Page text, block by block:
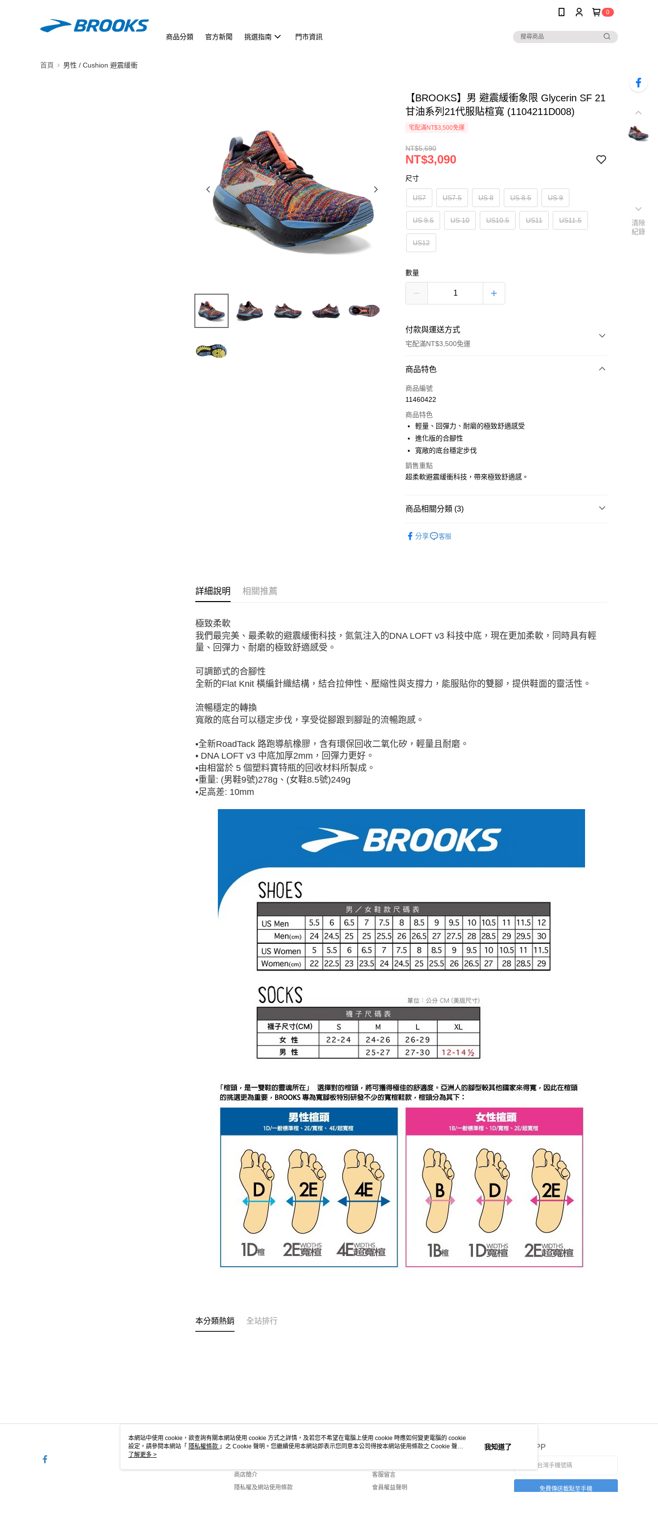
0
商品分類 官方新聞 挑選指南 門市資訊
首頁 男性 / Cushion 避震緩衝
【BROOKS】男 避震緩衝象限 Glycerin SF 21
甘油系列21代服貼楦寬 (1104211D008)
宅配滿NT$3,500免運
NT$5,690
NT$3,090
尺寸
US7 US7.5 US 8 US 8.5 US 9
US 9.5 US 10 US10.5 US11 US11.5
US12
數量
付款與運送方式
宅配滿NT$3,500免運
付款方式
信用卡一次付款
運送方式
宅配
每筆NT$100，滿NT$3,500(含以上)免運費
商品特色
商品編號
11460422
商品特色
輕量、回彈力、耐磨的極致舒適感受
進化版的合腳性
寬敞的底台穩定步伐
銷售重點
超柔軟避震緩衝科技，帶來極致舒適感。
商品相關分類 (3)
分享 客服
詳細說明 相關推薦
極致柔軟
我們最完美、最柔軟的避震緩衝科技，氮氣注入的DNA LOFT v3 科技中底，現在更加柔軟，同時具有輕
量、回彈力、耐磨的極致舒適感受。
可調節式的合腳性
全新的Flat Knit 橫編針織結構，結合拉伸性、壓縮性與支撐力，能服貼你的雙腳，提供鞋面的靈活性。
流暢穩定的轉換
寬敞的底台可以穩定步伐，享受從腳跟到腳趾的流暢跑感。
•全新RoadTack 路跑導航橡膠，含有環保回收二氧化矽，輕量且耐磨。
• DNA LOFT v3 中底加厚2mm，回彈力更好。
•由相當於 5 個塑料寶特瓶的回收材料所製成。
•重量: (男鞋9號)278g、(女鞋8.5號)249g
•足高差: 10mm
本分類熱銷 全站排行
關於我們
商店簡介
隱私權及網站使用條款
客服資訊
客服留言
會員權益聲明
官方APP
免費傳送載點至手機
清除
紀錄
本網站中使用 cookie，欲查詢有關本網站使用 cookie 方式之詳情，及若您不希望在電腦上使用 cookie 時應如何變更電腦的 cookie
設定，請參閱本網站「 隱私權條款 」之 Cookie 聲明。您繼續使用本網站即表示您同意本公司得按本網站使用條款之 Cookie 聲明
使用 cookie。
了解更多 >
我知道了